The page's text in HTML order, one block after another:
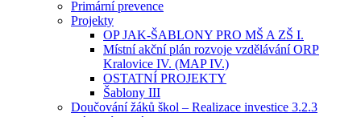
Primární prevence
Projekty
OP JAK-ŠABLONY PRO MŠ A ZŠ I.
Místní akční plán rozvoje vzdělávání ORP
Kralovice IV. (MAP IV.)
OSTATNÍ PROJEKTY
Šablony III
Doučování žáků škol – Realizace investice 3.2.3